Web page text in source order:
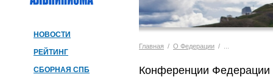
НОВОСТИ
РЕЙТИНГ
СБОРНАЯ СПБ
Главная / О Федерации / ...
Конференции Федерации